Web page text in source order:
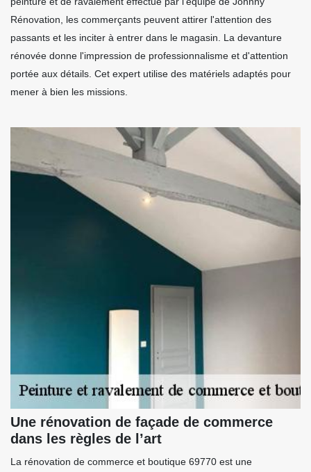
Rénovation, les commerçants peuvent attirer l'attention des
passants et les inciter à entrer dans le magasin. La devanture
rénovée donne l'impression de professionnalisme et d'attention
portée aux détails. Cet expert utilise des matériels adaptés pour
mener à bien les missions.
Une rénovation de façade de commerce
dans les règles de l’art
La rénovation de commerce et boutique 69770 est une